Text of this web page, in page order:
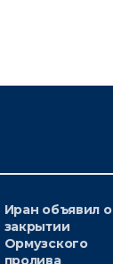
Иран объявил о
закрытии
Ормузского
пролива